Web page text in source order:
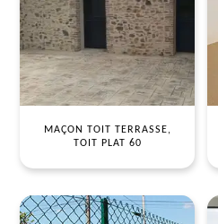
MAÇON TOIT TERRASSE,
TOIT PLAT 60